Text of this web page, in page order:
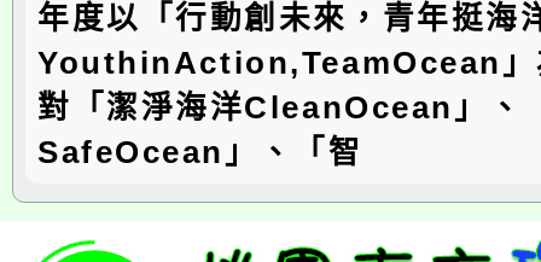
年度以「行動創未來，青年挺海
YouthinAction,TeamOcean」
對「潔淨海洋CleanOcean」、
SafeOcean」、「智